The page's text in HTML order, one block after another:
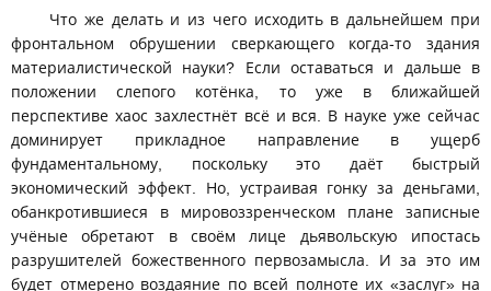
Что же делать и из чего исходить в дальнейшем при
фронтальном обрушении сверкающего когда-то здания
материалистической науки? Если оставаться и дальше в
положении слепого котёнка, то уже в ближайшей
перспективе хаос захлестнёт всё и вся. В науке уже сейчас
доминирует прикладное направление в ущерб
фундаментальному, поскольку это даёт быстрый
экономический эффект. Но, устраивая гонку за деньгами,
обанкротившиеся в мировоззренческом плане записные
учёные обретают в своём лице дьявольскую ипостась
разрушителей божественного первозамысла. И за это им
будет отмерено воздаяние по всей полноте их «заслуг» на